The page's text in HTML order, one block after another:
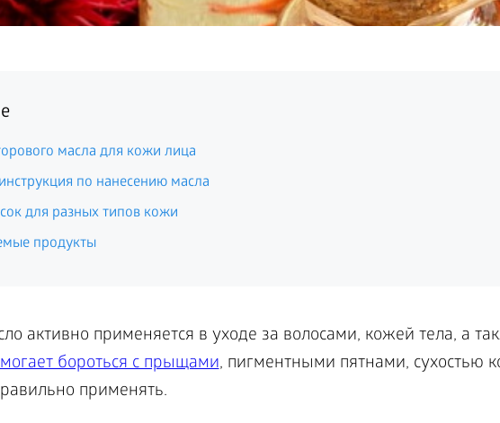
масла для кожи лица
по нанесению масла
для разных типов кожи
продукты
активно применяется в уходе за волосами, кожей тела, а
бороться с прыщами, пигментными пятнами, сухостью
применять.